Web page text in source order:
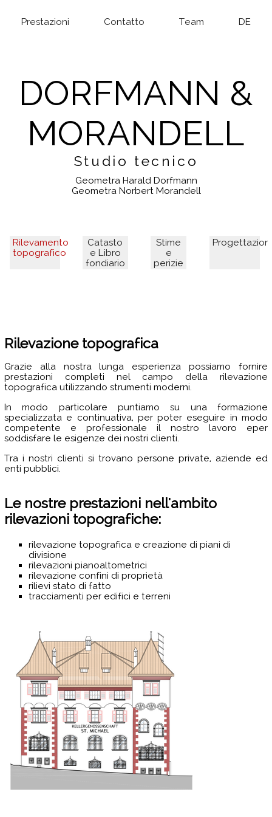
Prestazioni Contatto Team DE
DORFMANN &
MORANDELL
Studio tecnico
Geometra Harald Dorfmann
Geometra Norbert Morandell
Rilevamento
topografico
Catasto
e Libro
fondiario
Stime
e
perizie
Rilevazione topografica
Grazie alla nostra lunga esperienza possiamo fornire
prestazioni completi nel campo della rilevazione
topografica utilizzando strumenti moderni.
In modo particolare puntiamo su una formazione
specializzata e continuativa, per poter eseguire in modo
competente e professionale il nostro lavoro eper
soddisfare le esigenze dei nostri clienti.
Tra i nostri clienti si trovano persone private, aziende ed
enti pubblici.
Le nostre prestazioni nell'ambito
rilevazioni topografiche:
rilevazione topografica e creazione di piani di
divisione
rilevazioni pianoaltometrici
rilevazione confini di proprietà
rilievi stato di fatto
tracciamenti per edifici e terreni